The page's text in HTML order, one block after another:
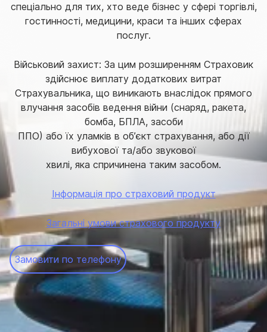
спеціально для тих, хто веде бізнес у сфері торгівлі,
гостинності, медицини, краси та інших сферах
послуг.
Військовий захист: За цим розширенням Страховик
здійснює виплату додаткових витрат
Страхувальника, що виникають внаслідок прямого
влучання засобів ведення війни (снаряд, ракета,
бомба, БПЛА, засоби
ППО) або їх уламків в об’єкт страхування, або дії
вибухової та/або звукової
хвилі, яка спричинена таким засобом.
Інформація про страховий продукт
Загальні умови страхового продукту
Замовити по телефону